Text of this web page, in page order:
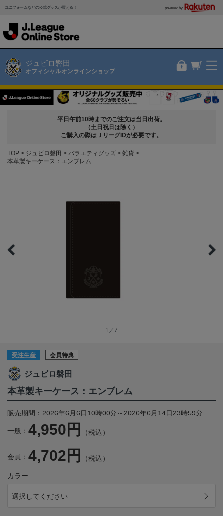
ユニフォームなどの公式グッズが買える！ powered by
ジュビロ磐田
オフィシャルオンラインショップ
平日午前10時までのご注文は当日出荷。
（土日祝日は除く）
ご購入の際はＪリーグIDが必要です。
TOP ジュビロ磐田 バラエティグッズ
雑貨
本革製キーケース：エンブレム
1／7
受注生産 会員特典
ジュビロ磐田
本革製キーケース：エンブレム
販売期間：2026年6月6日10時00分～2026年6月14日23時59分
一般： 4,950円 （税込）
会員： 4,702円 （税込）
カラー
選択してください